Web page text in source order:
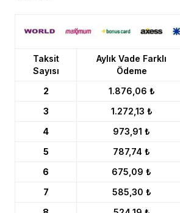
Taksit
Sayısı
Aylık Vade Farklı
Ödeme
2
1.876,06 ₺
3
1.272,13 ₺
4
973,91 ₺
5
787,74 ₺
6
675,09 ₺
7
585,30 ₺